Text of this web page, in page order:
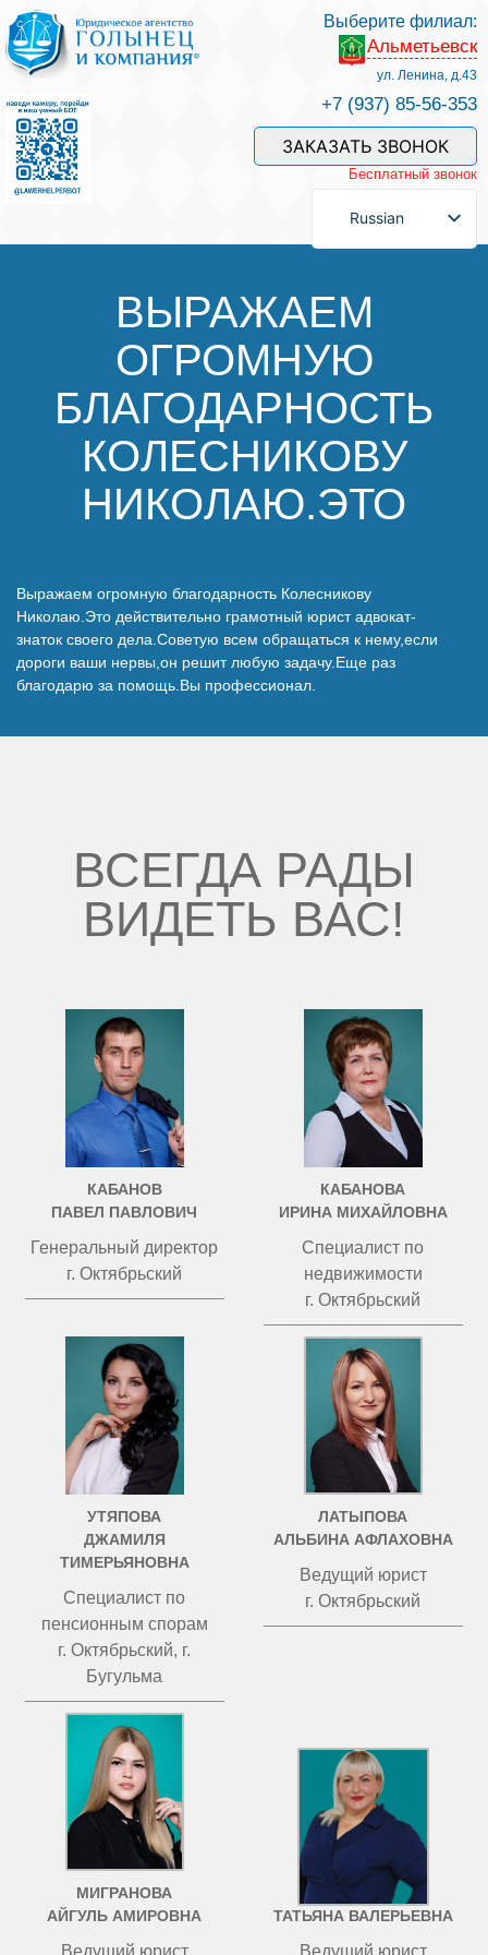
Услуги и наши специалисты
Оплата услуг
Задать вопрос
Полезные статьи
Наши победы
Видео о нас
Выберите филиал:
Альметьевск
ул. Ленина, д.43
+7 (937) 85-56-353
ЗАКАЗАТЬ ЗВОНОК
Бесплатный звонок
Russian
ВЫРАЖАЕМ
ОГРОМНУЮ
БЛАГОДАРНОСТЬ
КОЛЕСНИКОВУ
НИКОЛАЮ.ЭТО
Выражаем огромную благодарность Колесникову
Николаю.Это действительно грамотный юрист адвокат-
знаток своего дела.Советую всем обращаться к нему,если
дороги ваши нервы,он решит любую задачу.Еще раз
благодарю за помощь.Вы профессионал.
ВСЕГДА РАДЫ
ВИДЕТЬ ВАС!
КАБАНОВ
ПАВЕЛ ПАВЛОВИЧ
Генеральный директор
г. Октябрьский
КАБАНОВА
ИРИНА МИХАЙЛОВНА
Специалист по
недвижимости
г. Октябрьский
УТЯПОВА
ДЖАМИЛЯ
ТИМЕРЬЯНОВНА
Специалист по
пенсионным спорам
г. Октябрьский, г.
Бугульма
ЛАТЫПОВА
АЛЬБИНА АФЛАХОВНА
Ведущий юрист
г. Октябрьский
МИГРАНОВА
АЙГУЛЬ АМИРОВНА
Ведущий юрист
ЧИСТОВА
ТАТЬЯНА ВАЛЕРЬЕВНА
Ведущий юрист